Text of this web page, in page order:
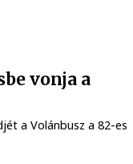
vonja a
a Volánbusz a 82-es